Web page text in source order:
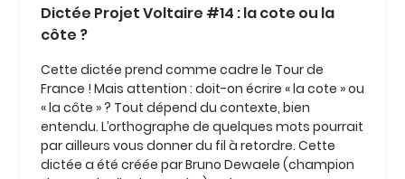
Dictée Projet Voltaire #14 : la cote ou la
côte ?
Cette dictée prend comme cadre le Tour de
France ! Mais attention : doit-on écrire « la cote » ou
« la côte » ? Tout dépend du contexte, bien
entendu. L’orthographe de quelques mots pourrait
par ailleurs vous donner du fil à retordre. Cette
dictée a été créée par Bruno Dewaele (champion